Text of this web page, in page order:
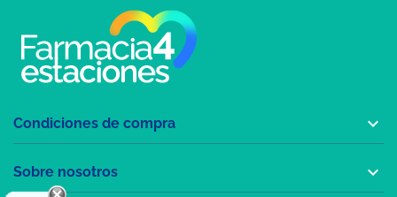
Condiciones de compra 
Sobre nosotros 